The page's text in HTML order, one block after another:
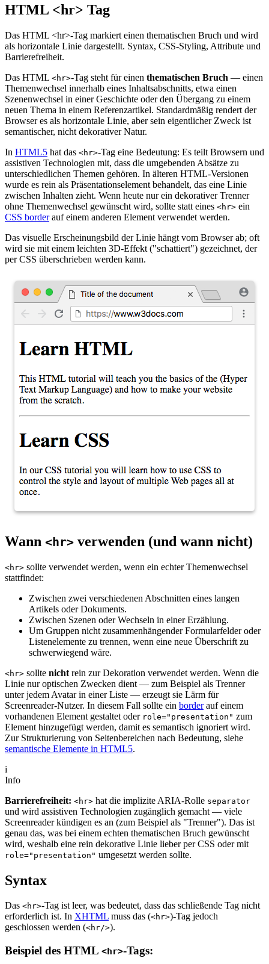
HTML <hr> Tag
Das HTML <hr>-Tag markiert einen thematischen Bruch und wird
als horizontale Linie dargestellt. Syntax, CSS-Styling, Attribute und
Barrierefreiheit.
Das HTML <hr>-Tag steht für einen thematischen Bruch — einen
Themenwechsel innerhalb eines Inhaltsabschnitts, etwa einen
Szenenwechsel in einer Geschichte oder den Übergang zu einem
neuen Thema in einem Referenzartikel. Standardmäßig rendert der
Browser es als horizontale Linie, aber sein eigentlicher Zweck ist
semantischer, nicht dekorativer Natur.
In HTML5 hat das <hr>-Tag eine Bedeutung: Es teilt Browsern und
assistiven Technologien mit, dass die umgebenden Absätze zu
unterschiedlichen Themen gehören. In älteren HTML-Versionen
wurde es rein als Präsentationselement behandelt, das eine Linie
zwischen Inhalten zieht. Wenn heute nur ein dekorativer Trenner
ohne Themenwechsel gewünscht wird, sollte statt eines <hr> ein
CSS borderauf einem anderen Element verwendet werden.
Das visuelle Erscheinungsbild der Linie hängt vom Browser ab; oft
wird sie mit einem leichten 3D-Effekt ("schattiert") gezeichnet, der
per CSS überschrieben werden kann.
Wann <hr> verwenden (und wann nicht)
<hr> sollte verwendet werden, wenn ein echter Themenwechsel
stattfindet:
Zwischen zwei verschiedenen Abschnitten eines langen
Artikels oder Dokuments.
Zwischen Szenen oder Wechseln in einer Erzählung.
Um Gruppen nicht zusammenhängender Formularfelder oder
Listenelemente zu trennen, wenn eine neue Überschrift zu
schwerwiegend wäre.
<hr> sollte nicht rein zur Dekoration verwendet werden. Wenn die
Linie nur optischen Zwecken dient — zum Beispiel als Trenner
unter jedem Avatar in einer Liste — erzeugt sie Lärm für
Screenreader-Nutzer. In diesem Fall sollte ein borderauf einem
vorhandenen Element gestaltet oder role="presentation" zum
Element hinzugefügt werden, damit es semantisch ignoriert wird.
Zur Strukturierung von Seitenbereichen nach Bedeutung, siehe
semantische Elemente in HTML5.
i
Info
Barrierefreiheit: <hr> hat die implizite ARIA-Rolle separator
und wird assistiven Technologien zugänglich gemacht — viele
Screenreader kündigen es an (zum Beispiel als "Trenner"). Das ist
genau das, was bei einem echten thematischen Bruch gewünscht
wird, weshalb eine rein dekorative Linie lieber per CSS oder mit
role="presentation" umgesetzt werden sollte.
Syntax
Das <hr>-Tag ist leer, was bedeutet, dass das schließende Tag nicht
erforderlich ist. In XHTML muss das (<hr>)-Tag jedoch
geschlossen werden (<hr/>).
Beispiel des HTML <hr>-Tags: